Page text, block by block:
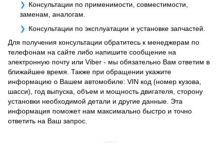
Консультации по применимости, совместимости,
заменам, аналогам.
Консультации по эксплуатации и установке запчастей.
Для получения консультации обратитесь к менеджерам по
телефонам на сайте либо напишите сообщение на
электронную почту или Viber - мы обязательно Вам ответим в
ближайшее время. Также при обращении укажите
информацию о Вашем автомобиле: VIN код (номер кузова,
шасси), год выпуска, объем и мощность двигателя, сторону
установки необходимой детали и другие данные. Эта
информация поможет нам максимально быстро и точно
ответить на Ваш запрос.